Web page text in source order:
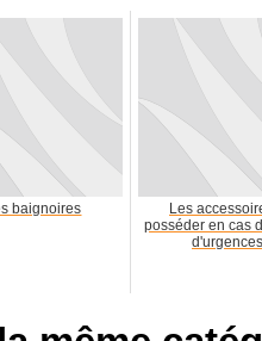
baignoires
Les
posséder en cas
d'urgences